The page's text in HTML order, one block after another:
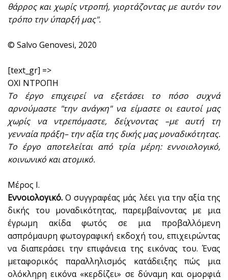
θάρρος και χωρίς ντροπή, γιορτάζοντας με αυτόν τον
τρόπο την ύπαρξή μας".
© Salvo Genovesi, 2020
[text_gr] =>
ΟΧΙ ΝΤΡΟΠΗ
Το έργο επιχειρεί να εξετάσει το πόσο συχνά
αρνούμαστε "την ανάγκη" να είμαστε οι εαυτοί μας
χωρίς να ντρεπόμαστε, δείχνοντας –με αυτή τη
γενναία πράξη– την αξία της δικής μας μοναδικότητας.
Το έργο αποτελείται από τρία μέρη: εννοιολογικό,
κοινωνικό και ατομικό.
Μέρος Ι.
Εννοιολογικό. Ο συγγραφέας μάς λέει για την αξία της
δικής του μοναδικότητας, παρεμβαίνοντας με μια
έγρωμη ακίδα φωτός σε μια προβαλλόμενη
ασπρόμαυρη φωτογραφική εκδοχή του, επιχειρώντας
να διαπεράσει την επιφάνεια της εικόνας του. Ένας
μεταφορικός παραλληλισμός κατάδειξης πώς μια
ολόκληρη εικόνα «κερδίζει» σε δύναμη και ομορφιά